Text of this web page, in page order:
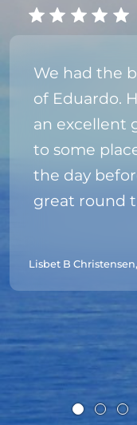
We had the
of Eduardo.
an excellent
to some
the day
great round
Lisbet B Christensen,